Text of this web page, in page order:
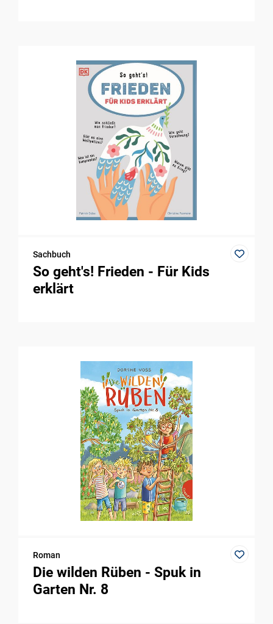
Sachbuch
So geht's! Frieden - Für Kids
erklärt
Roman
Die wilden Rüben - Spuk in
Garten Nr. 8